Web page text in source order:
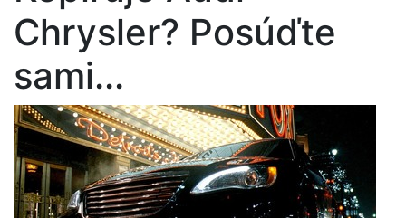
Chrysler? Posúďte
sami...